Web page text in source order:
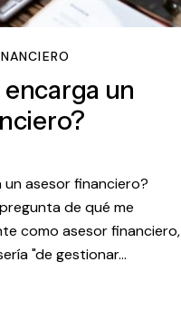
un
un asesor financiero?
de qué me
como asesor financiero,
"de gestionar…